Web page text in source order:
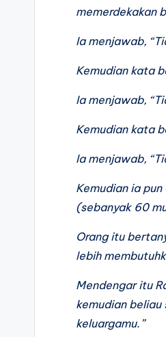
memerdekakan
Ia menjawab,
Kemudian kata
Ia menjawab,
Kemudian kata
Ia menjawab,
Kemudian ia
(sebanyak 60
Orang itu
lebih
Mendengar itu
kemudian beliau
keluargamu.”